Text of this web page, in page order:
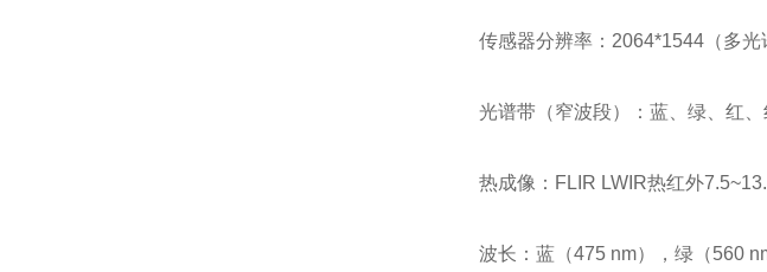
传感器分辨率：2064*1544（多
光谱带（窄波段）：蓝、绿、红、
热成像：FLIR LWIR热红外
波长：蓝（475 nm），绿（560